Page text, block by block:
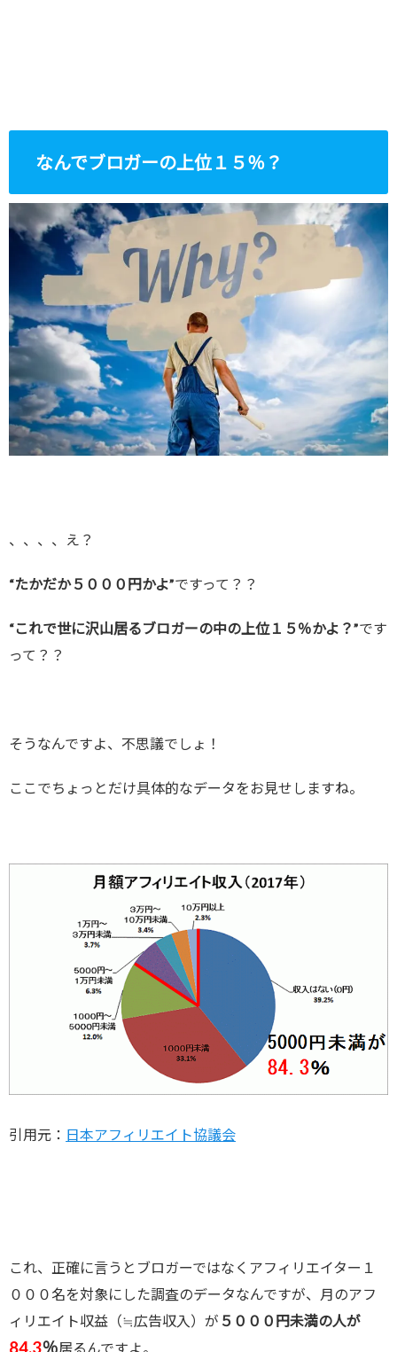
なんでブロガーの上位１５％？
、、、、え？
“たかだか５０００円かよ”ですって？？
“これで世に沢山居るブロガーの中の上位１５％かよ？”です
って？？
そうなんですよ、不思議でしょ！
ここでちょっとだけ具体的なデータをお見せしますね。
引用元： 日本アフィリエイト協議会
これ、正確に言うとブロガーではなくアフィリエイター１
０００名を対象にした調査のデータなんですが、月のアフ
ィリエイト収益（≒広告収入）が ５０００円未満の人が
84.3％居るんですよ。